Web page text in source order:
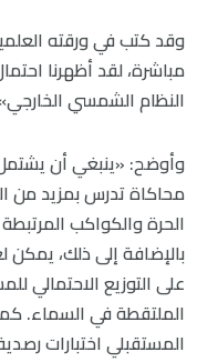
وقد كتب في ورقته
مباشرة، لقد أظهرنا
النظام الشمسي
وأوضح: «ينبغي أن
محاكاة تدرس بمزيد من
الحرة والكواكب
بالإضافة إلى ذلك،
على التوزيع الاحتمالي
الملتقطة في السماء.
المستقبلي اختبارات